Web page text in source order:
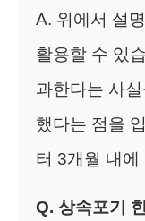
A. 위에서 설
활용할 수 있
과한다는 사실
했다는 점을
터 3개월 내에
Q. 상속포기